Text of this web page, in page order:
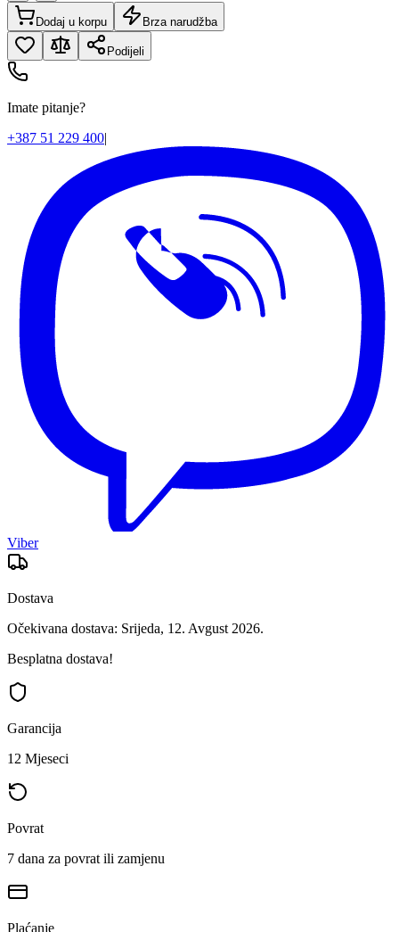
Dodaj u korpu Brza narudžba
Podijeli
Imate pitanje?
+387 51 229 400|
Viber
Dostava
Očekivana dostava: Srijeda, 12. Avgust 2026.
Besplatna dostava!
Garancija
12 Mjeseci
Povrat
7 dana za povrat ili zamjenu
Plaćanje